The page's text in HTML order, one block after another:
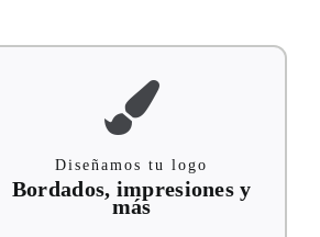
Diseñamos tu logo
Bordados, impresiones y
más